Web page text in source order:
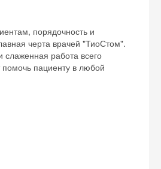
порядочность и
черта врачей "ТиоСтом".
работа всего
помочь пациенту в любой